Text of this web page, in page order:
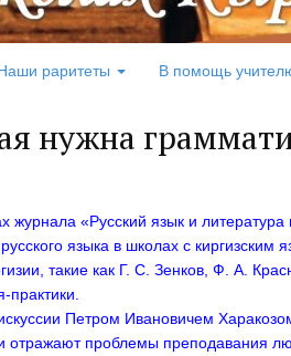
раритеты В помощь
нужна
журнала «Русский язык и литература
языка в школах с
такие как Г. С. Зенков, Ф. А.
практики.
Петром Ивановичем
отражают проблемы преподавания